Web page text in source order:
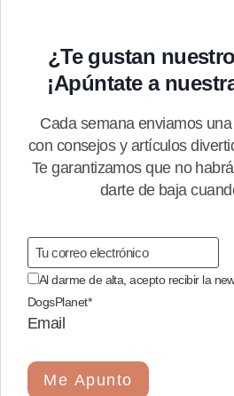
¿Te gustan
¡Apúntate a
Cada semana enviamos
con consejos y artículos
Te garantizamos que no
darte de baja
Al darme de alta, acepto recibir la
DogsPlanet*
Email
Me Apunto